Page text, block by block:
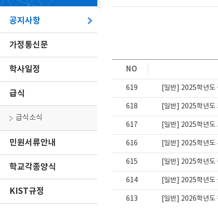
공지사항
가정통신문
학사일정
급식
급식소식
민원서류안내
학교각종양식
KIST규정
NO
619 [일반] 2025학년도
618 [일반] 2025학년도
617 [일반] 2025학년도
616 [일반] 2025학년도
615 [일반] 2025학년도
614 [일반] 2025학년도
613 [일반] 2026학년도